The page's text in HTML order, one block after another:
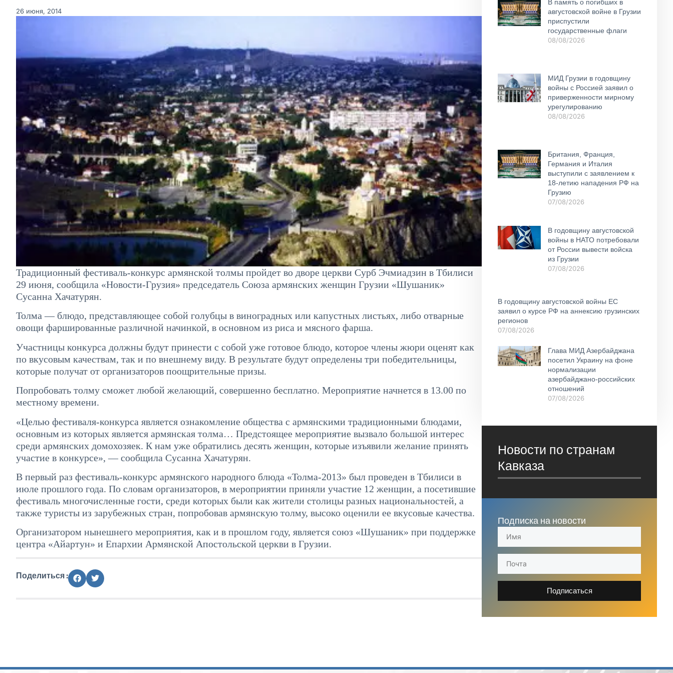
26 июня, 2014
Традиционный фестиваль-конкурс армянской толмы пройдет во дворе церкви Сурб Эчмиадзин в Тбилиси
29 июня, сообщила «Новости-Грузия» председатель Союза армянских женщин Грузии «Шушаник»
Сусанна Хачатурян.
Толма — блюдо, представляющее собой голубцы в виноградных или капустных листьях, либо отварные
овощи фаршированные различной начинкой, в основном из риса и мясного фарша.
Участницы конкурса должны будут принести с собой уже готовое блюдо, которое члены жюри оценят как
по вкусовым качествам, так и по внешнему виду. В результате будут определены три победительницы,
которые получат от организаторов поощрительные призы.
Попробовать толму сможет любой желающий, совершенно бесплатно. Мероприятие начнется в 13.00 по
местному времени.
«Целью фестиваля-конкурса является ознакомление общества с армянскими традиционными блюдами,
основным из которых является армянская толма… Предстоящее мероприятие вызвало большой интерес
среди армянских домохозяек. К нам уже обратились десять женщин, которые изъявили желание принять
участие в конкурсе», — сообщила Сусанна Хачатурян.
В первый раз фестиваль-конкурс армянского народного блюда «Толма-2013» был проведен в Тбилиси в
июле прошлого года. По словам организаторов, в мероприятии приняли участие 12 женщин, а посетившие
фестиваль многочисленные гости, среди которых были как жители столицы разных национальностей, а
также туристы из зарубежных стран, попробовав армянскую толму, высоко оценили ее вкусовые качества.
Организатором нынешнего мероприятия, как и в прошлом году, является союз «Шушаник» при поддержке
центра «Айартун» и Епархии Армянской Апостольской церкви в Грузии.
Поделиться :
В память о погибших в
августовской войне в Грузии
приспустили
государственные флаги
08/08/2026
МИД Грузии в годовщину
войны с Россией заявил о
приверженности мирному
урегулированию
08/08/2026
Британия, Франция,
Германия и Италия
выступили с заявлением к
18-летию нападения РФ на
Грузию
07/08/2026
В годовщину августовской
войны в НАТО потребовали
от России вывести войска
из Грузии
07/08/2026
В годовщину августовской войны ЕС
заявил о курсе РФ на аннексию грузинских
регионов
07/08/2026
Глава МИД Азербайджана
посетил Украину на фоне
нормализации
азербайджано-российских
отношений
07/08/2026
Новости по странам
Кавказа
Подписка на новости
Подписаться